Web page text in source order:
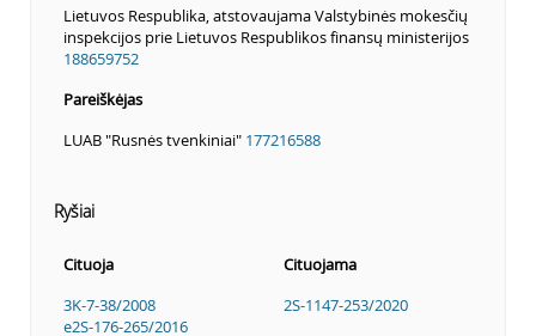
Lietuvos Respublika, atstovaujama Valstybinės mokesčių
inspekcijos prie Lietuvos Respublikos finansų ministerijos
188659752
Pareiškėjas
LUAB "Rusnės tvenkiniai" 177216588
Ryšiai
Cituoja
Cituojama
3K-7-38/2008
e2S-176-265/2016
2S-1147-253/2020